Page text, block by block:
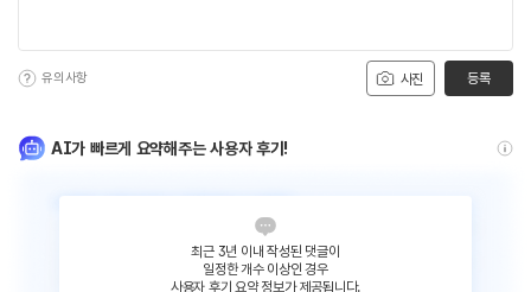
사진
유의사항 등록
AI가 빠르게 요약해주는 사용자 후기!
최근 3년 이내 작성된 댓글이
일정한 개수 이상인 경우
사용자 후기 요약 정보가 제공됩니다.